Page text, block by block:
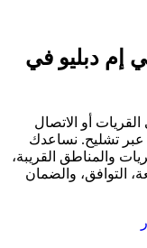
إم دبليو في
أو الاتصال
تشليح. نساعدك
والمناطق القريبة،
التوافق، والضمان